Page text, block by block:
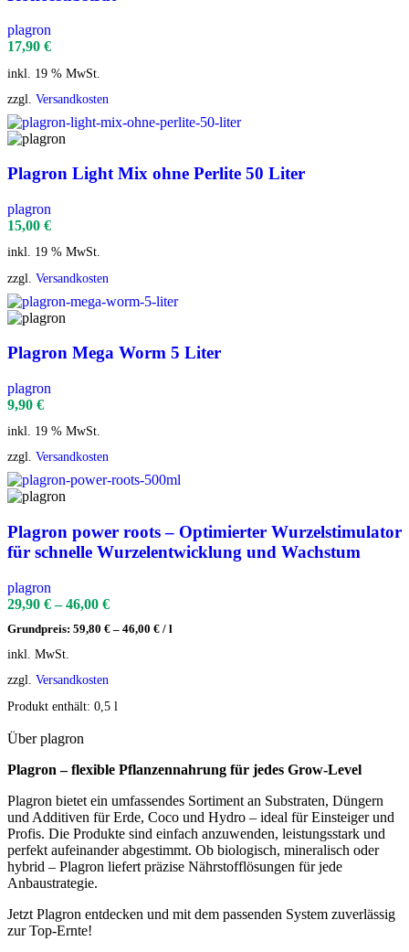
plagron
17,90 €
inkl. 19 % MwSt.
zzgl. Versandkosten
Plagron Light Mix ohne Perlite 50 Liter
plagron
15,00 €
inkl. 19 % MwSt.
zzgl. Versandkosten
Plagron Mega Worm 5 Liter
plagron
9,90 €
inkl. 19 % MwSt.
zzgl. Versandkosten
Plagron power roots – Optimierter Wurzelstimulator
für schnelle Wurzelentwicklung und Wachstum
plagron
29,90 €–46,00 €
Grundpreis: 59,80 € – 46,00 € / l
inkl. MwSt.
zzgl. Versandkosten
Produkt enthält: 0,5 l
Über plagron
Plagron – flexible Pflanzennahrung für jedes Grow-Level
Plagron bietet ein umfassendes Sortiment an Substraten, Düngern
und Additiven für Erde, Coco und Hydro – ideal für Einsteiger und
Profis. Die Produkte sind einfach anzuwenden, leistungsstark und
perfekt aufeinander abgestimmt. Ob biologisch, mineralisch oder
hybrid – Plagron liefert präzise Nährstofflösungen für jede
Anbaustrategie.
Jetzt Plagron entdecken und mit dem passenden System zuverlässig
zur Top-Ernte!